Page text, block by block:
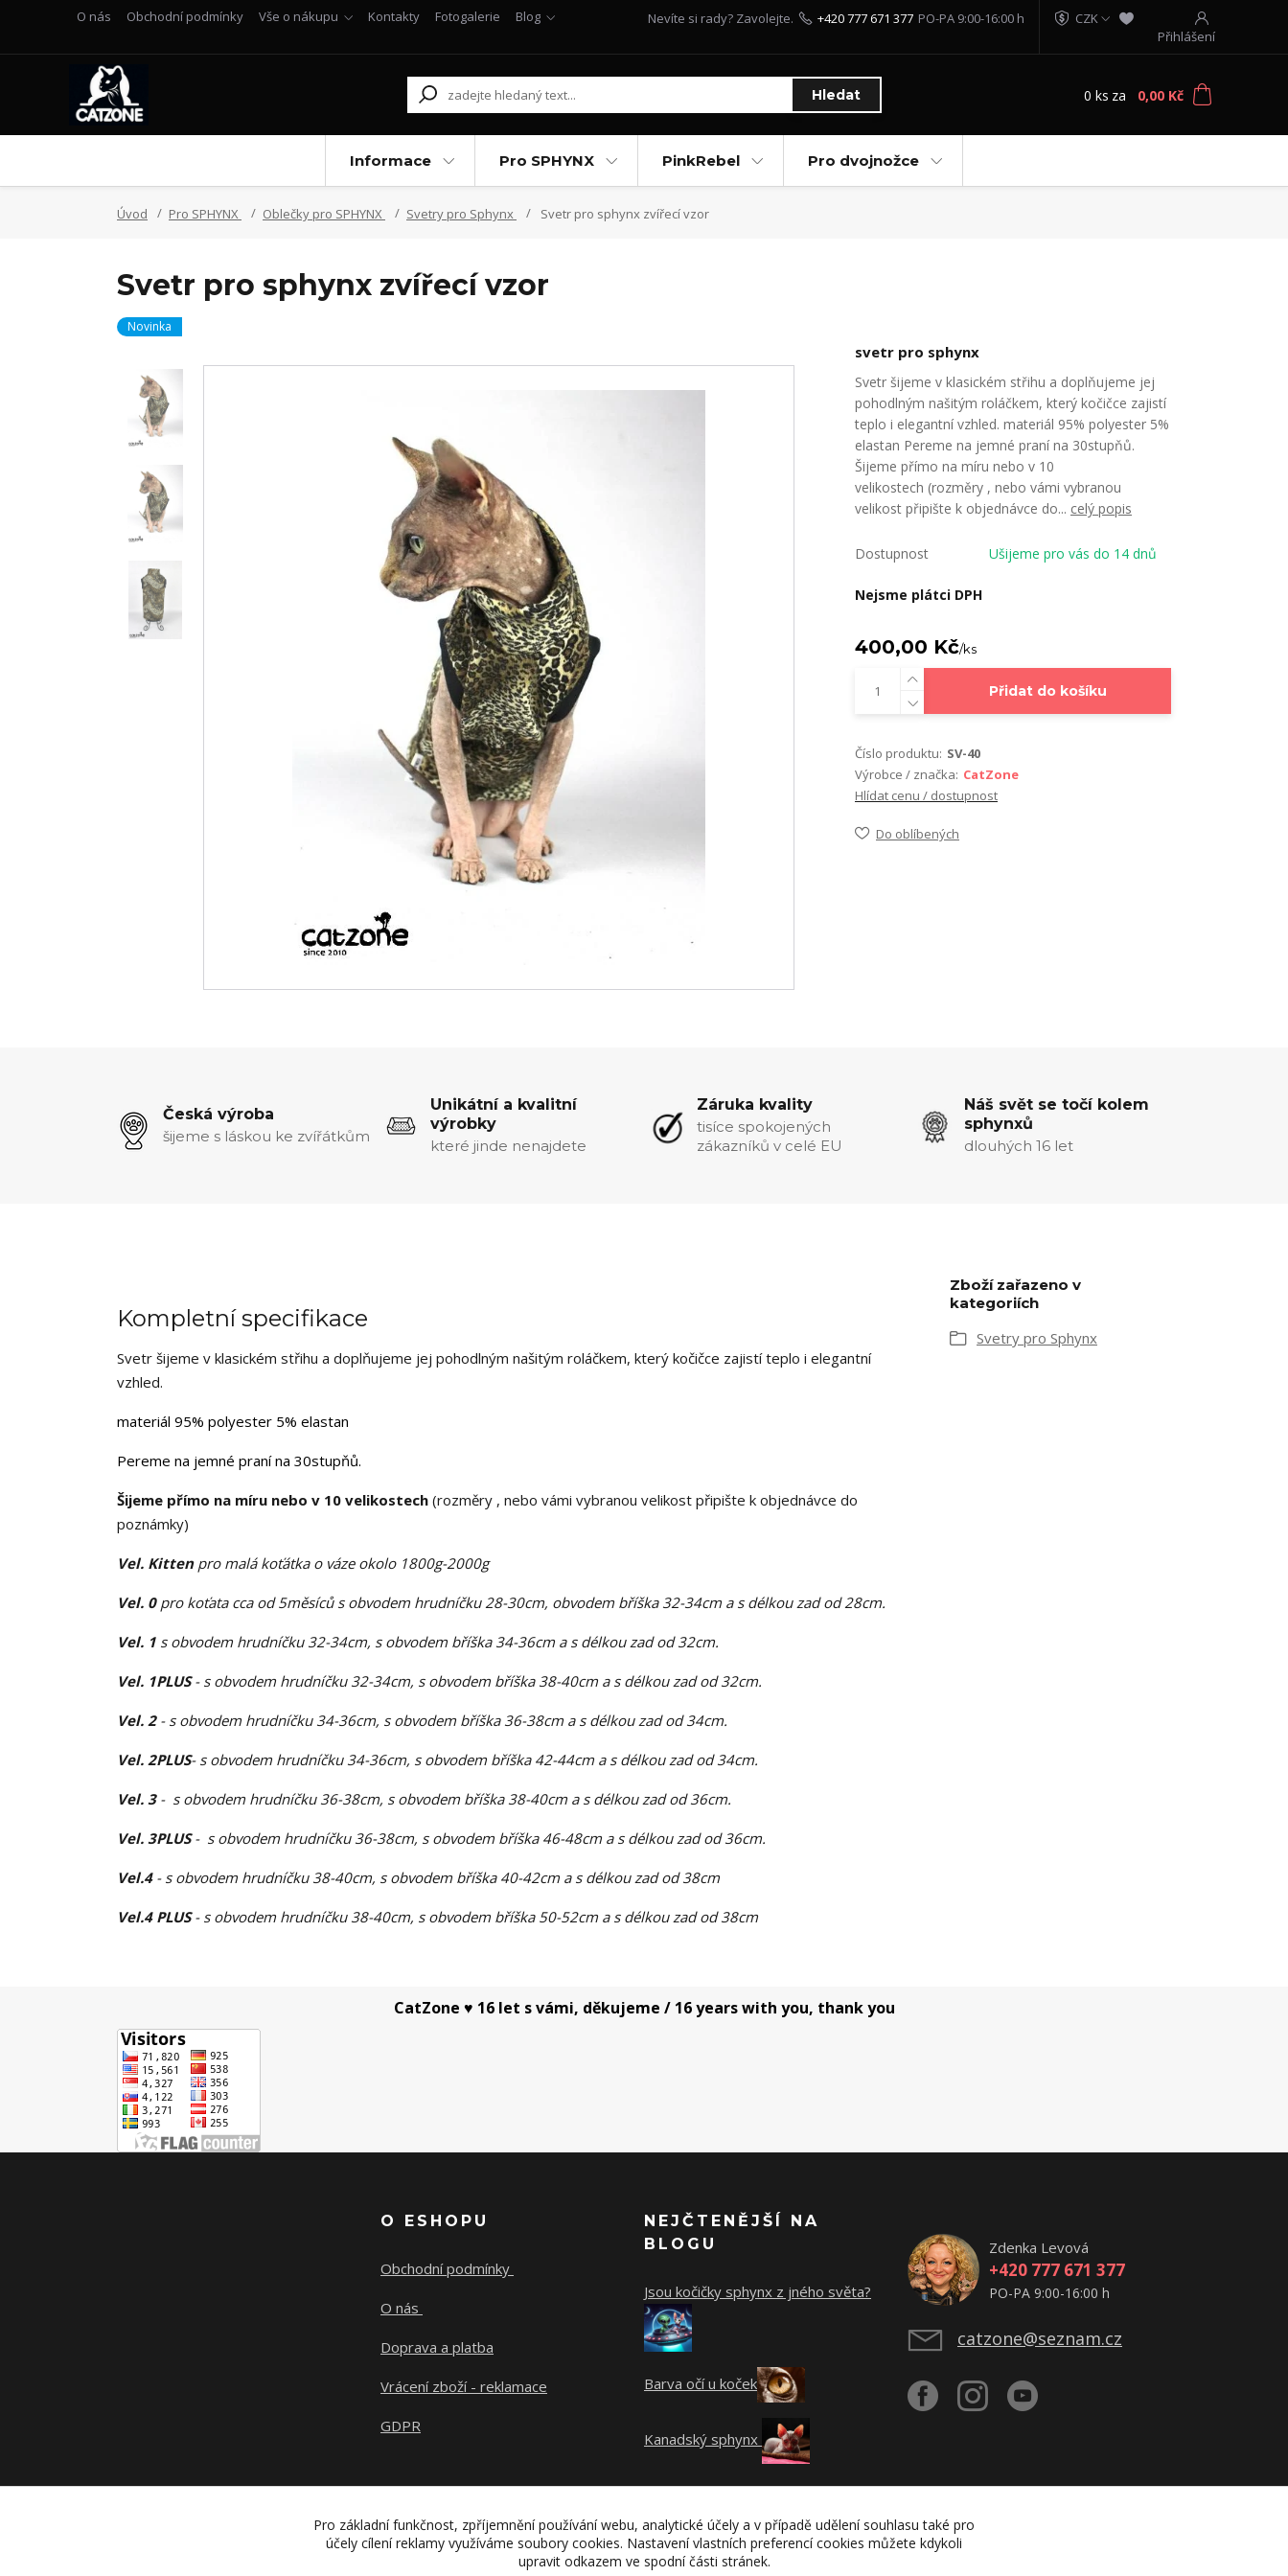
O nás Obchodní podmínky Vše o nákupu Kontakty Fotogalerie Blog
CZK
Přihlášení
Hledat
Nevíte si rady? Zavolejte. +420 777 671 377 PO-PA 9:00-16:00 h
0 ks za 0,00 Kč
Informace Pro SPHYNX PinkRebel Pro dvojnožce
Úvod Pro SPHYNX Oblečky pro SPHYNX Svetry pro Sphynx Svetr pro sphynx zvířecí vzor
Svetr pro sphynx zvířecí vzor
Novinka
svetr pro sphynx
Svetr šijeme v klasickém střihu a doplňujeme jej
pohodlným našitým roláčkem, který kočičce zajistí
teplo i elegantní vzhled. materiál 95% polyester 5%
elastan Pereme na jemné praní na 30stupňů.
Šijeme přímo na míru nebo v 10
velikostech (rozměry , nebo vámi vybranou
velikost připište k objednávce do... celý popis
Dostupnost Ušijeme pro vás do 14 dnů
Nejsme plátci DPH
400,00 Kč/ks
Přidat do košíku
Číslo produktu: SV-40
Výrobce / značka: CatZone
Hlídat cenu / dostupnost
Do oblíbených
Česká výroba
šijeme s láskou ke zvířátkům
Unikátní a kvalitní
výrobky
které jinde nenajdete
Záruka kvality
tisíce spokojených
zákazníků v celé EU
Náš svět se točí kolem
sphynxů
dlouhých 16 let
Kompletní specifikace
Svetr šijeme v klasickém střihu a doplňujeme jej pohodlným našitým roláčkem, který kočičce zajistí teplo i elegantní
vzhled.
materiál 95% polyester 5% elastan
Pereme na jemné praní na 30stupňů.
Šijeme přímo na míru nebo v 10 velikostech (rozměry , nebo vámi vybranou velikost připište k objednávce do
poznámky)
Vel. Kitten pro malá koťátka o váze okolo 1800g-2000g
Vel. 0pro koťata cca od 5měsíců s obvodem hrudníčku 28-30cm, obvodem bříška 32-34cm a s délkou zad od 28cm.
Vel. 1 s obvodem hrudníčku 32-34cm, s obvodem bříška 34-36cm a s délkou zad od 32cm.
Vel. 1PLUS- s obvodem hrudníčku 32-34cm, s obvodem bříška 38-40cm a s délkou zad od 32cm.
Vel. 2- s obvodem hrudníčku 34-36cm, s obvodem bříška 36-38cm a s délkou zad od 34cm.
Vel. 2PLUS- s obvodem hrudníčku 34-36cm, s obvodem bříška 42-44cm a s délkou zad od 34cm.
Vel. 3- s obvodem hrudníčku 36-38cm, s obvodem bříška 38-40cm a s délkou zad od 36cm.
Vel. 3PLUS- s obvodem hrudníčku 36-38cm, s obvodem bříška 46-48cm a s délkou zad od 36cm.
Vel.4- s obvodem hrudníčku 38-40cm, s obvodem bříška 40-42cm a s délkou zad od 38cm
Vel.4 PLUS- s obvodem hrudníčku 38-40cm, s obvodem bříška 50-52cm a s délkou zad od 38cm
Zboží zařazeno v
kategoriích
Svetry pro Sphynx
CatZone ♥ 16 let s vámi, děkujeme / 16 years with you, thank you
O ESHOPU
Obchodní podmínky
O nás
Doprava a platba
Vrácení zboží - reklamace
GDPR
NEJČTENĚJŠÍ NA
BLOGU
Jsou kočičky sphynx z jného světa?
Barva očí u koček
Kanadský sphynx
Zdenka Levová
+420 777 671 377
PO-PA 9:00-16:00 h
catzone@seznam.cz
Pro základní funkčnost, zpříjemnění používání webu, analytické účely a v případě udělení souhlasu také pro
účely cílení reklamy využíváme soubory cookies. Nastavení vlastních preferencí cookies můžete kdykoli
upravit odkazem ve spodní části stránek.